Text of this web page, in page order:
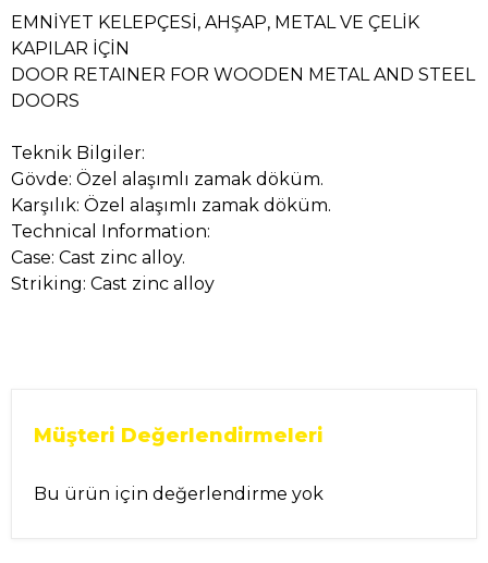
EMNİYET KELEPÇESİ, AHŞAP, METAL VE ÇELİK
KAPILAR İÇİN
DOOR RETAINER FOR WOODEN METAL AND STEEL
DOORS
Teknik Bilgiler:
Gövde: Özel alaşımlı zamak döküm.
Karşılık: Özel alaşımlı zamak döküm.
Technical Information:
Case: Cast zinc alloy.
Striking: Cast zinc alloy
Müşteri Değerlendirmeleri
Bu ürün için değerlendirme yok